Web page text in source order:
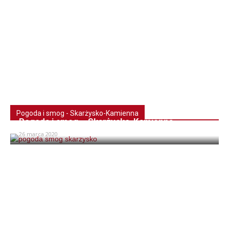
Pogoda i smog - Skarżysko-Kamienna
Pogoda i smog – Skarżysko-Kamienna
26 marca 2020